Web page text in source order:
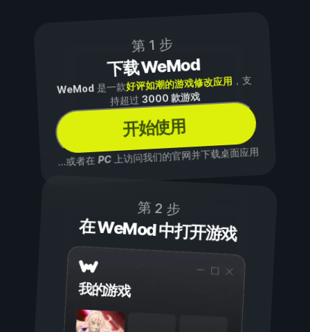
第 1 步
下载 WeMod
WeMod是一款好评如潮的游戏修改应用 ，支
持超过3000 款游戏
开始使用
...或者在PC上访问我们的官网并下载桌面应用
第 2 步
在 WeMod 中打开游戏
我的游戏